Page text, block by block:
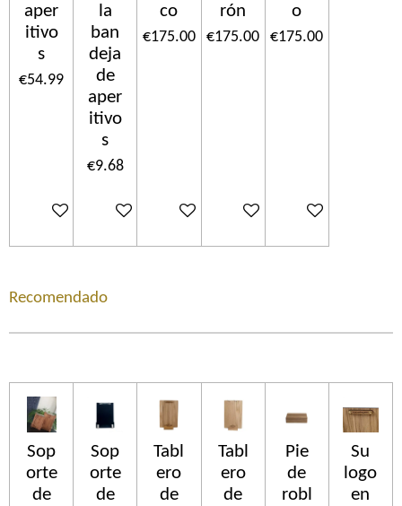
aper
itivo
s
€54.99
Add to cart
la
ban
deja
de
aper
itivo
s
€9.68
Add to cart
co
€175.00
Add to cart
rón
€175.00
Add to cart
o
€175.00
Add to cart
Recomendado
Sop
orte
de
Sop
orte
de
Tabl
ero
de
Tabl
ero
de
Pie
de
robl
Su
logo
en